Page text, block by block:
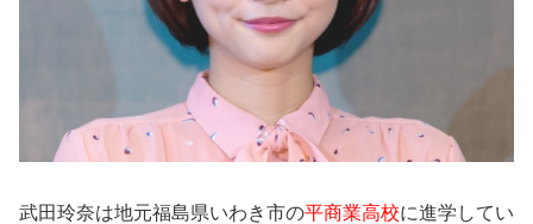
武田玲奈は地元福島県いわき市の平商業高校に進学してい